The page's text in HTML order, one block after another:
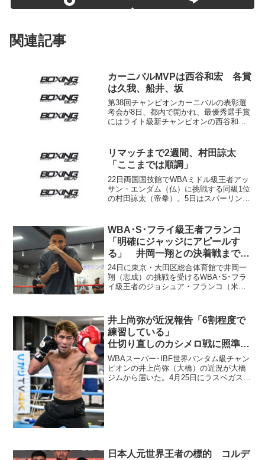
関連記事
カーニバルMVPは西谷和宏 各賞
は久我、船井、坂
第38回チャンピオンカーニバルの表彰選
考会が8日、都内で開かれ、最優秀選手賞
にはライト級新チャンピオンの西谷和宏
た。 西谷は日本タイトル初挑戦で土屋
修平（角海老宝石...
リマッチまで2週間、村田諒太
「ここまでは順調」
22日両国国技館でWBAミドル級王者アッ
サン・エンダム（仏）に挑戦する同級1位
の村田諒太（帝拳）。5日はスパーリング
不調だったものの、「昨日（4日）はいい
感じで動けま...
WBA･S･フライ級王者フランコ
「明確にジャッジにアピールす
る」 井岡一翔との決着戦まであ
と4日
24日に東京・大田区総合体育館で井岡一
翔（志成）の挑戦を受けるWBA･S･フラ
イ級王者のジョシュア・フランコ（米）
ドーのみ プロフェソール（教授）のニ
ックネームを持つ...
井上尚弥が近況報告「6割程度で
練習している」
仕切り直しのカシメロ戦に照準ぶ
れず
WBAスーパー･IBF世界バンタム級チャン
ピオンの井上尚弥（大橋）の近況が大橋
ジムから届いた。4月25日にラスベガスで
日本人元世界王者の標的 コルデ